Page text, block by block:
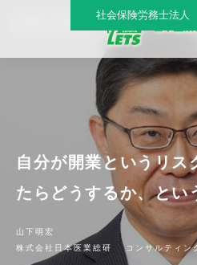
山下明宏 - 日本医業総研グループ |日本医業総研｜
社会保険労務士法人
自分が開業というリス
たらどうするか、とい
山下明宏
株式会社日本医業総研 コンサルティ